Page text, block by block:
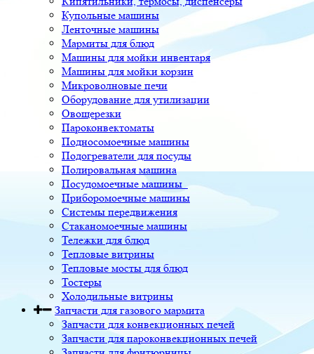
Купольные машины
Ленточные машины
Мармиты для блюд
Машины для мойки инвентаря
Машины для мойки корзин
Микроволновые печи
Оборудование для утилизации
Овощерезки
Пароконвектоматы
Подносомоечные машины
Подогреватели для посуды
Полировальная машина
Посудомоечные машины
Приборомоечные машины
Системы передвижения
Стаканомоечные машины
Тележки для блюд
Тепловые витрины
Тепловые мосты для блюд
Тостеры
Холодильные витрины
Запчасти для газового мармита
Запчасти для конвекционных печей
Запчасти для пароконвекционных печей